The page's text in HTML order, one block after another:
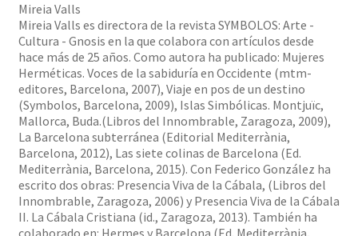
Mireia Valls
Mireia Valls es directora de la revista SYMBOLOS: Arte -
Cultura - Gnosis en la que colabora con artículos desde
hace más de 25 años. Como autora ha publicado: Mujeres
Herméticas. Voces de la sabiduría en Occidente (mtm-
editores, Barcelona, 2007), Viaje en pos de un destino
(Symbolos, Barcelona, 2009), Islas Simbólicas. Montjuïc,
Mallorca, Buda.(Libros del Innombrable, Zaragoza, 2009),
La Barcelona subterránea (Editorial Mediterrània,
Barcelona, 2012), Las siete colinas de Barcelona (Ed.
Mediterrània, Barcelona, 2015). Con Federico González ha
escrito dos obras: Presencia Viva de la Cábala, (Libros del
Innombrable, Zaragoza, 2006) y Presencia Viva de la Cábala
II. La Cábala Cristiana (id., Zaragoza, 2013). También ha